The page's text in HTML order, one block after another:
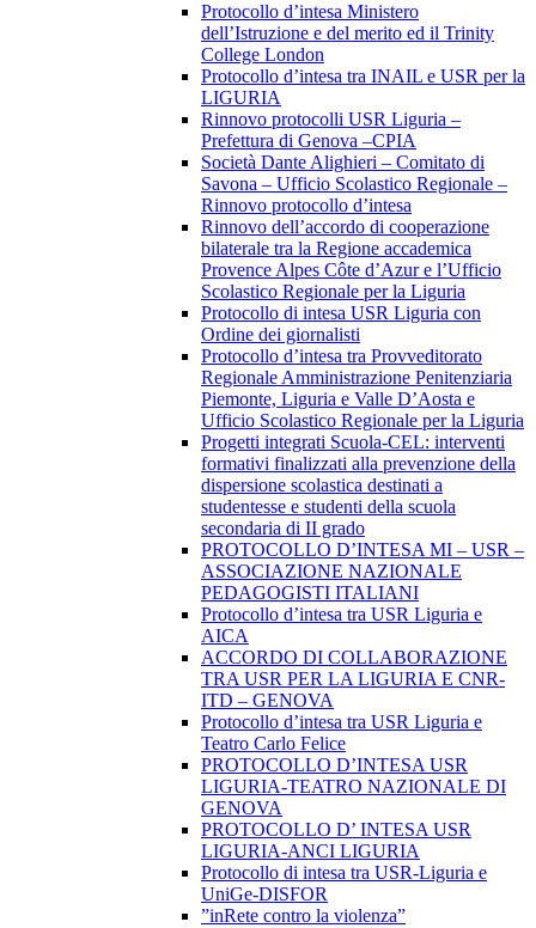
Protocollo d’intesa Ministero
dell’Istruzione e del merito ed il Trinity
College London
Protocollo d’intesa tra INAIL e USR per la
LIGURIA
Rinnovo protocolli USR Liguria –
Prefettura di Genova –CPIA
Società Dante Alighieri – Comitato di
Savona – Ufficio Scolastico Regionale –
Rinnovo protocollo d’intesa
Rinnovo dell’accordo di cooperazione
bilaterale tra la Regione accademica
Provence Alpes Côte d’Azur e l’Ufficio
Scolastico Regionale per la Liguria
Protocollo di intesa USR Liguria con
Ordine dei giornalisti
Protocollo d’intesa tra Provveditorato
Regionale Amministrazione Penitenziaria
Piemonte, Liguria e Valle D’Aosta e
Ufficio Scolastico Regionale per la Liguria
Progetti integrati Scuola-CEL: interventi
formativi finalizzati alla prevenzione della
dispersione scolastica destinati a
studentesse e studenti della scuola
secondaria di II grado
PROTOCOLLO D’INTESA MI – USR –
ASSOCIAZIONE NAZIONALE
PEDAGOGISTI ITALIANI
Protocollo d’intesa tra USR Liguria e
AICA
ACCORDO DI COLLABORAZIONE
TRA USR PER LA LIGURIA E CNR-
ITD – GENOVA
Protocollo d’intesa tra USR Liguria e
Teatro Carlo Felice
PROTOCOLLO D’INTESA USR
LIGURIA-TEATRO NAZIONALE DI
GENOVA
PROTOCOLLO D’ INTESA USR
LIGURIA-ANCI LIGURIA
Protocollo di intesa tra USR-Liguria e
UniGe-DISFOR
”inRete contro la violenza”